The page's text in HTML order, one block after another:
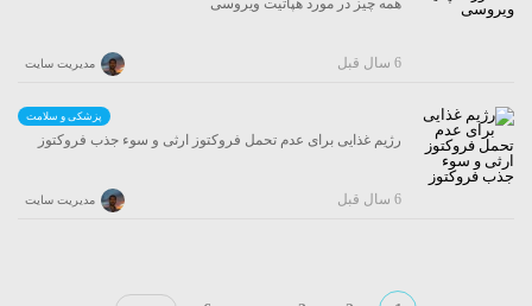
همه چیز در مورد هپاتیت ویروسی
مدیریت سایت 6 سال قبل
پزشکی و سلامت
رژیم غذایی برای عدم تحمل فروکتوز ارثی و سوء جذب فروکتوز
مدیریت سایت 6 سال قبل